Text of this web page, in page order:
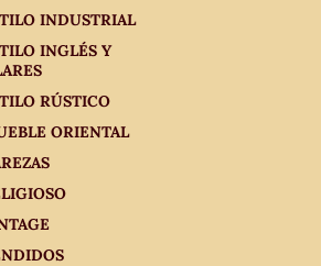
INDUSTRIAL
INGLÉS Y
RÚSTICO
ORIENTAL